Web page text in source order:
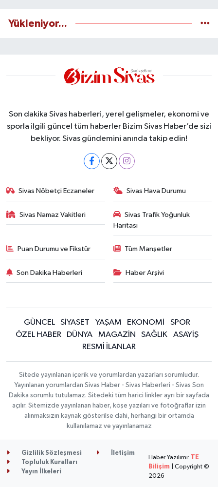
Yükleniyor...
Son dakika Sivas haberleri, yerel gelişmeler, ekonomi ve
sporla ilgili güncel tüm haberler Bizim Sivas Haber’de sizi
bekliyor. Sivas gündemini anında takip edin!
Sivas Nöbetçi Eczaneler Sivas Hava Durumu
Sivas Namaz Vakitleri
Sivas Trafik Yoğunluk
Haritası
Puan Durumu ve Fikstür Tüm Manşetler
Son Dakika Haberleri Haber Arşivi
GÜNCEL SİYASET YAŞAM EKONOMİ
SPOR
ÖZEL HABER
DÜNYA MAGAZİN SAĞLIK
ASAYİŞ
RESMİ İLANLAR
Sitede yayınlanan içerik ve yorumlardan yazarları sorumludur.
Yayınlanan yorumlardan Sivas Haber - Sivas Haberleri - Sivas Son
Dakika sorumlu tutulamaz. Sitedeki tüm harici linkler ayrı bir sayfada
açılır. Sitemizde yayınlanan haber, köşe yazıları ve fotoğraflar izin
alınmaksızın kaynak gösterilse dahi, herhangi bir ortamda
kullanılamaz ve yayınlanamaz
Gizlilik Sözleşmesi
İletişim
Topluluk Kuralları
Yayın İlkeleri
Haber Yazılımı: TE
Bilişim | Copyright ©
2026